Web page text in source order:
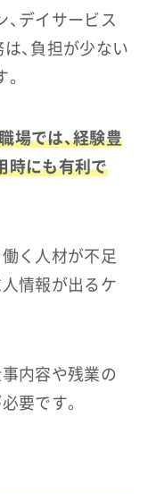
デイサービス
、負担が少ない
場では、経験豊
時にも有利で
く人材が不足
人情報が出るケ
内容や残業の
要です。